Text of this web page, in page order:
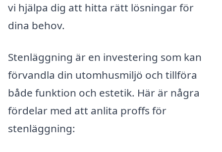
vi hjälpa dig att hitta rätt lösningar för
dina behov.
Stenläggning är en investering som kan
förvandla din utomhusmiljö och tillföra
både funktion och estetik. Här är några
fördelar med att anlita proffs för
stenläggning: